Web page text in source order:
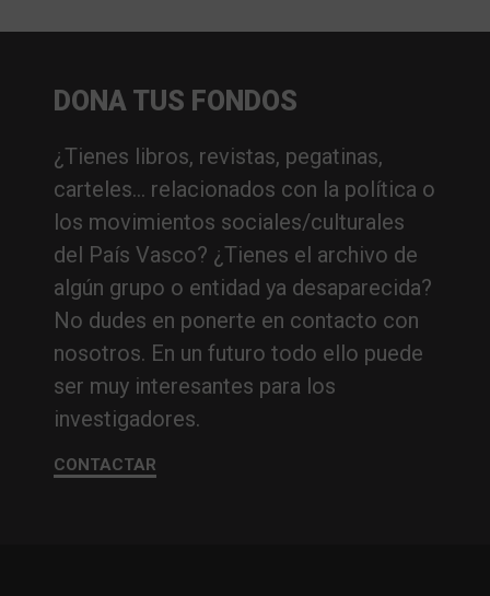
DONA TUS FONDOS
¿Tienes libros, revistas, pegatinas,
carteles… relacionados con la política o
los movimientos sociales/culturales
del País Vasco? ¿Tienes el archivo de
algún grupo o entidad ya desaparecida?
No dudes en ponerte en contacto con
nosotros. En un futuro todo ello puede
ser muy interesantes para los
investigadores.
CONTACTAR